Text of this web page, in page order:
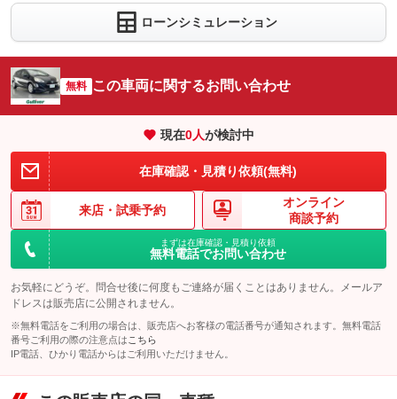
店スタッフにお問い合わせ下さい！
パック内容
4.4 万円
車両本体価
格
ヘッドライト・ウィンドウガラス・ホイール専用ガラスコーティ
ングをまとめて施工できる大変お得なプランです。※詳細は店舗
スタッフまでお問い合わせ下さい。
備考 －
このパックの見積もり依頼（無料）
ローンシミュレーション
無料 この車両に関するお問い合わせ
現在0人が検討中
在庫確認・見積り依頼(無料)
来店・ 試乗予約
オンライン
商談予約
まずは在庫確認・見積り依頼
無料電話でお問い合わせ
お気軽にどうぞ。問合せ後に何度もご連絡が届くことはありません。メールア
ドレスは販売店に公開されません。
※無料電話をご利用の場合は、販売店へお客様の電話番号が通知されます。無料電話
番号ご利用の際の注意点は こちら
IP電話、ひかり電話からはご利用いただけません。